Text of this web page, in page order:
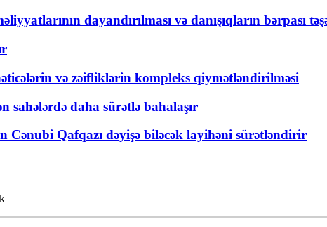
dayandırılması və danışıqların bərpası
və zəifliklərin kompleks qiymətləndirilməsi
sahələrdə daha sürətlə bahalaşır
Qafqazı dəyişə biləcək layihəni sürətləndirir